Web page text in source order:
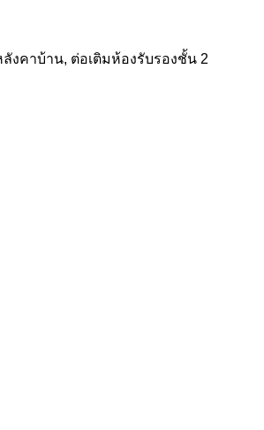
งคาบ้าน, ต่อเติมห้องรับรองชั้น 2